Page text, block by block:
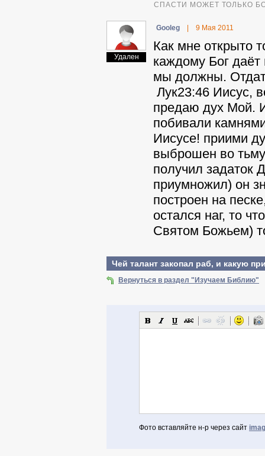
СПАСТИ МОЖЕТ ТОЛЬКО
Удален
Gooleg 9 Мая 2011
Как мне открыто
каждому Бог даёт
мы должны.
Лук23:46 Иисус,
предаю дух Мой.
побивали
Иисусе! приими
выброшен во
получил задаток
приумножил) он
построен на
остался наг, то
Святом Божьем)
Чей талант закопал раб, и какую
Вернуться в раздел "Изучаем Библию"
Фото вставляйте н-р через сайт